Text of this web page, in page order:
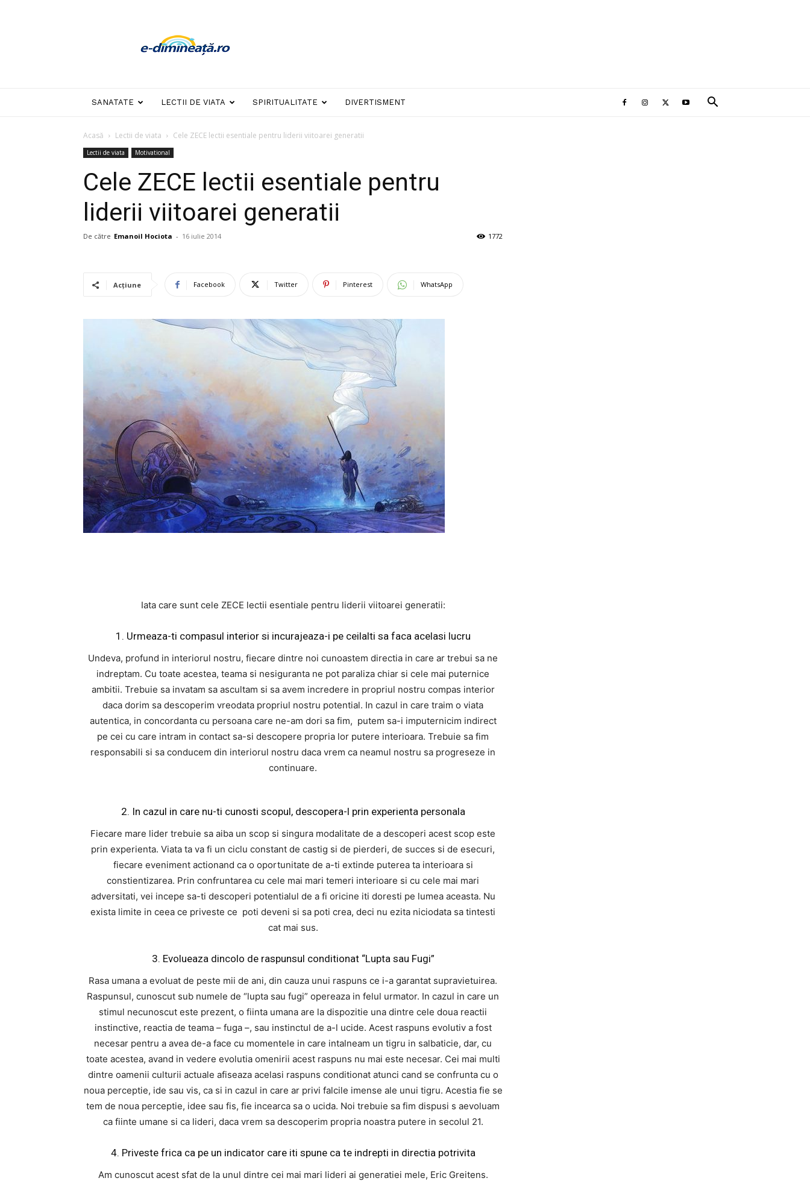
dimineata
SANATATE LECTII DE VIATA SPIRITUALITATE DIVERTISMENT
Acasă Lectii de viata Cele ZECE lectii esentiale pentru liderii viitoarei generatii
Lectii de viata Motivational
Cele ZECE lectii esentiale pentru
liderii viitoarei generatii
De către Emanoil Hociota - 16 iulie 2014 1772
Acțiune Facebook Twitter Pinterest WhatsApp
Iata care sunt cele ZECE lectii esentiale pentru liderii viitoarei generatii:
1. Urmeaza-ti compasul interior si incurajeaza-i pe ceilalti sa faca acelasi lucru
Undeva, profund in interiorul nostru, fiecare dintre noi cunoastem directia in care ar trebui sa ne
indreptam. Cu toate acestea, teama si nesiguranta ne pot paraliza chiar si cele mai puternice
ambitii. Trebuie sa invatam sa ascultam si sa avem incredere in propriul nostru compas interior
daca dorim sa descoperim vreodata propriul nostru potential. In cazul in care traim o viata
autentica, in concordanta cu persoana care ne-am dori sa fim, putem sa-i imputernicim indirect
pe cei cu care intram in contact sa-si descopere propria lor putere interioara. Trebuie sa fim
responsabili si sa conducem din interiorul nostru daca vrem ca neamul nostru sa progreseze in
continuare.
2. In cazul in care nu-ti cunosti scopul, descopera-l prin experienta personala
Fiecare mare lider trebuie sa aiba un scop si singura modalitate de a descoperi acest scop este
prin experienta. Viata ta va fi un ciclu constant de castig si de pierderi, de succes si de esecuri,
fiecare eveniment actionand ca o oportunitate de a-ti extinde puterea ta interioara si
constientizarea. Prin confruntarea cu cele mai mari temeri interioare si cu cele mai mari
adversitati, vei incepe sa-ti descoperi potentialul de a fi oricine iti doresti pe lumea aceasta. Nu
exista limite in ceea ce priveste ce poti deveni si sa poti crea, deci nu ezita niciodata sa tintesti
cat mai sus.
3. Evolueaza dincolo de raspunsul conditionat “Lupta sau Fugi”
Rasa umana a evoluat de peste mii de ani, din cauza unui raspuns ce i-a garantat supravietuirea.
Raspunsul, cunoscut sub numele de “lupta sau fugi” opereaza in felul urmator. In cazul in care un
stimul necunoscut este prezent, o fiinta umana are la dispozitie una dintre cele doua reactii
instinctive, reactia de teama – fuga –, sau instinctul de a-l ucide. Acest raspuns evolutiv a fost
necesar pentru a avea de-a face cu momentele in care intalneam un tigru in salbaticie, dar, cu
toate acestea, avand in vedere evolutia omenirii acest raspuns nu mai este necesar. Cei mai multi
dintre oamenii culturii actuale afiseaza acelasi raspuns conditionat atunci cand se confrunta cu o
noua perceptie, ide sau vis, ca si in cazul in care ar privi falcile imense ale unui tigru. Acestia fie se
tem de noua perceptie, idee sau fis, fie incearca sa o ucida. Noi trebuie sa fim dispusi s aevoluam
ca fiinte umane si ca lideri, daca vrem sa descoperim propria noastra putere in secolul 21.
4. Priveste frica ca pe un indicator care iti spune ca te indrepti in directia potrivita
Am cunoscut acest sfat de la unul dintre cei mai mari lideri ai generatiei mele, Eric Greitens.